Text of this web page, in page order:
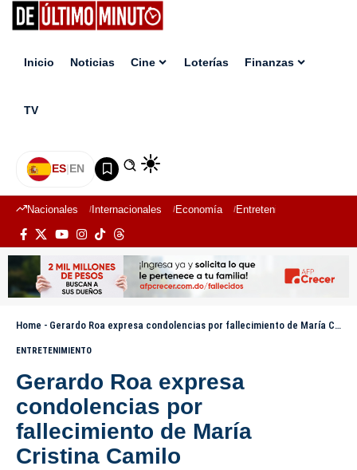
Inicio Noticias Cine Loterías Finanzas
TV
ES|EN
Nacionales Internacionales Economía Entretenimiento
Home - Gerardo Roa expresa condolencias por fallecimiento de María Cristina Camilo
ENTRETENIMIENTO
Gerardo Roa expresa
condolencias por
fallecimiento de María
Cristina Camilo